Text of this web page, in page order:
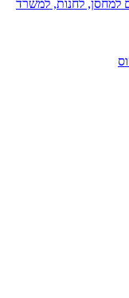
למחסן, לחנות, למשרד